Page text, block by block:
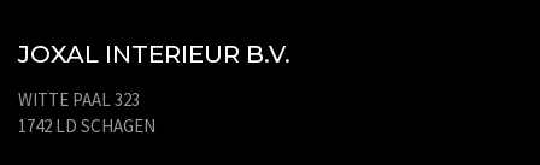
JOXAL INTERIEUR B.V.
WITTE PAAL 323
1742 LD SCHAGEN